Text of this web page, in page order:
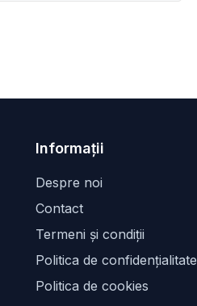
Informații
Despre noi
Contact
Termeni și condiții
Politica de confidențialitate
Politica de cookies